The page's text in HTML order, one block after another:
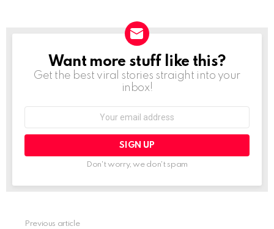
NEWSLETTER
Want more stuff like this?
Get the best viral stories straight into your
inbox!
Don't worry, we don't spam
Previous article